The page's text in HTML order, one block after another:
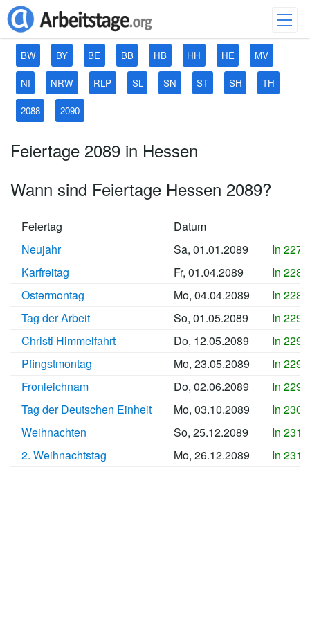
BW BY BE BB HB HH HE MV
NI NRW RLP SL SN ST SH TH
2088 2090
Feiertage 2089 in Hessen
Wann sind Feiertage Hessen 2089?
Feiertag
Datum
Neujahr
Sa, 01.01.2089
In
Karfreitag
Fr, 01.04.2089
In
Ostermontag
Mo, 04.04.2089
In
Tag der Arbeit
So, 01.05.2089
In
Christi Himmelfahrt
Do, 12.05.2089
In
Pfingstmontag
Mo, 23.05.2089
In
Fronleichnam
Do, 02.06.2089
In
Tag der Deutschen Einheit
Mo, 03.10.2089
In
Weihnachten
So, 25.12.2089
In
2. Weihnachtstag
Mo, 26.12.2089 In